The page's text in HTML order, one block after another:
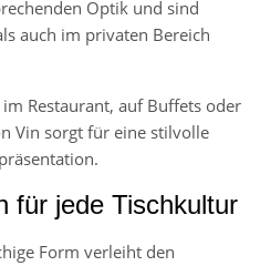
Optik und sind
auch im privaten Bereich
Restaurant, auf Buffets oder
Vin sorgt für eine stilvolle
für jede Tischkultur
Form verleiht den